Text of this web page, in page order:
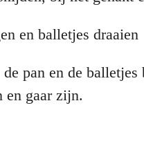
en balletjes draaien
pan en de balletjes
en gaar zijn.